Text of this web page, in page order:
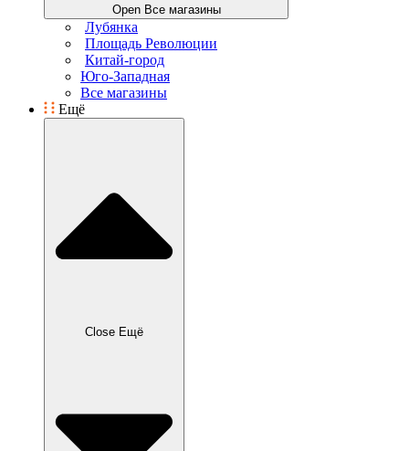
Open Все магазины
Лубянка
Площадь Революции
Китай-город
Юго-Западная
Все магазины
Ещё
Close Ещё